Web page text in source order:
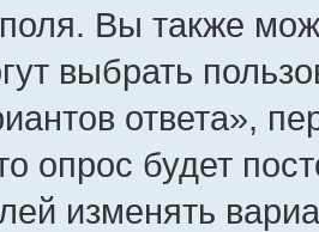
поля. Вы также
выбрать
ответа»,
опрос будет
изменять